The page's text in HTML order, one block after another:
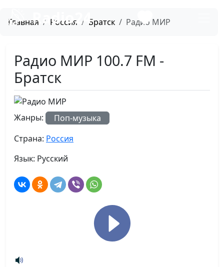
Radio24
Главная Россия Братск Радио МИР
Радио МИР 100.7 FM -
Братск
Жанры:
Поп-музыка
Страна: Россия
Язык: Русский